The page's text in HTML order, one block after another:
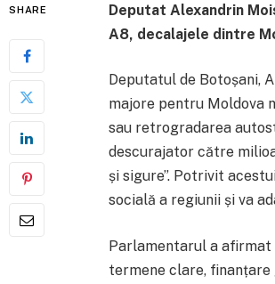
SHARE Deputat Alexandrin
A8, decalajele dintre
Deputatul de Botoșani,
majore pentru Moldova
sau retrogradarea
descurajator către
și sigure”. Potrivit
socială a regiunii și va
Parlamentarul a afirmat
termene clare,